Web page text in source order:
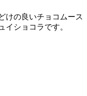
けの良いチョコムース
イショコラです。